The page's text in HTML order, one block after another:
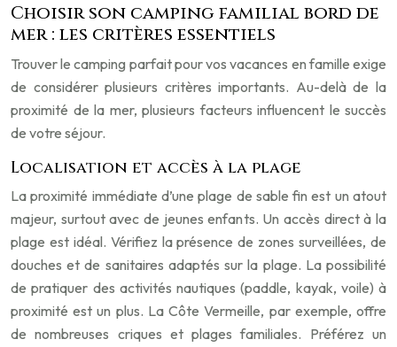
Choisir son camping familial bord de
mer : les critères essentiels
Trouver le camping parfait pour vos vacances en famille exige
de considérer plusieurs critères importants. Au-delà de la
proximité de la mer, plusieurs facteurs influencent le succès
de votre séjour.
Localisation et accès à la plage
La proximité immédiate d’une plage de sable fin est un atout
majeur, surtout avec de jeunes enfants. Un accès direct à la
plage est idéal. Vérifiez la présence de zones surveillées, de
douches et de sanitaires adaptés sur la plage. La possibilité
de pratiquer des activités nautiques (paddle, kayak, voile) à
proximité est un plus. La Côte Vermeille, par exemple, offre
de nombreuses criques et plages familiales. Préférez un